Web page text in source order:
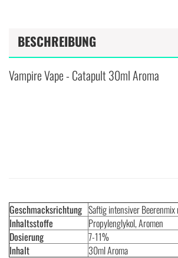
BESCHREIBUNG
Vampire Vape - Catapult 30ml Aroma
Geschmacksrichtung Saftig intensiver
Inhaltsstoffe
Propylenglykol, Aromen
Dosierung
7-11%
Inhalt
30ml Aroma